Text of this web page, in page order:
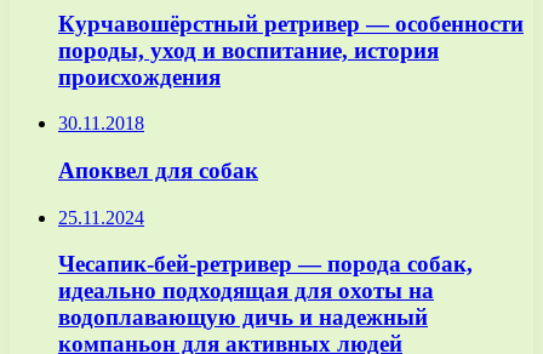
Курчавошёрстный ретривер — особенности
породы, уход и воспитание, история
происхождения
30.11.2018
Апоквел для собак
25.11.2024
Чесапик-бей-ретривер — порода собак,
идеально подходящая для охоты на
водоплавающую дичь и надежный
компаньон для активных людей